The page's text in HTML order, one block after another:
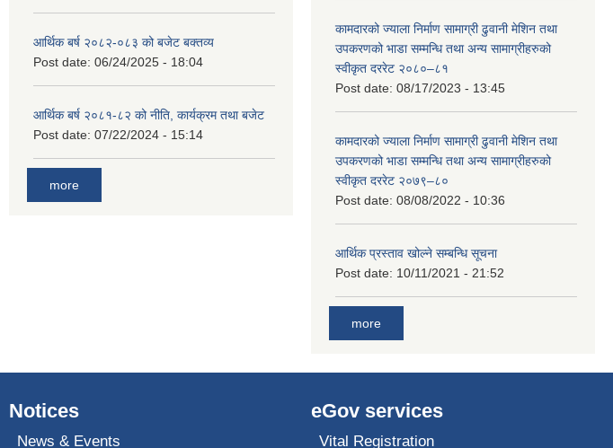
आर्थिक बर्ष २०८२-०८३ को बजेट बक्तव्य
Post date: 06/24/2025 - 18:04
आर्थिक बर्ष २०८१-८२ को नीति, कार्यक्रम तथा बजेट
Post date: 07/22/2024 - 15:14
more
कामदारको ज्याला निर्माण सामाग्री ढुवानी मेशिन तथा
उपकरणको भाडा सम्मन्धि तथा अन्य सामाग्रीहरुको
स्वीकृत दररेट २०८०–८१
Post date: 08/17/2023 - 13:45
कामदारको ज्याला निर्माण सामाग्री ढुवानी मेशिन तथा
उपकरणको भाडा सम्मन्धि तथा अन्य सामाग्रीहरुको
स्वीकृत दररेट २०७९–८०
Post date: 08/08/2022 - 10:36
आर्थिक प्रस्ताव खोल्ने सम्बन्धि सूचना
Post date: 10/11/2021 - 21:52
more
Notices
News & Events
eGov services
Vital Registration